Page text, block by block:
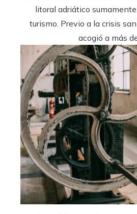
litoral adriático
turismo. Previo a la crisis
acogió a más de